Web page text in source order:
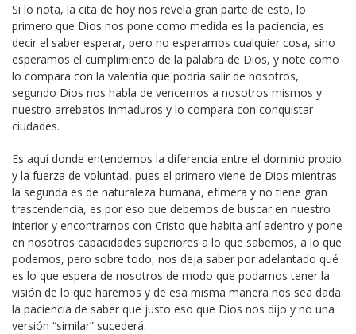
Si lo nota, la cita de hoy nos revela gran parte de esto, lo
primero que Dios nos pone como medida es la paciencia, es
decir el saber esperar, pero no esperamos cualquier cosa, sino
esperamos el cumplimiento de la palabra de Dios, y note como
lo compara con la valentía que podría salir de nosotros,
segundo Dios nos habla de vencernos a nosotros mismos y
nuestro arrebatos inmaduros y lo compara con conquistar
ciudades.
Es aquí donde entendemos la diferencia entre el dominio propio
y la fuerza de voluntad, pues el primero viene de Dios mientras
la segunda es de naturaleza humana, efímera y no tiene gran
trascendencia, es por eso que debemos de buscar en nuestro
interior y encontrarnos con Cristo que habita ahí adentro y pone
en nosotros capacidades superiores a lo que sabemos, a lo que
podemos, pero sobre todo, nos deja saber por adelantado qué
es lo que espera de nosotros de modo que podamos tener la
visión de lo que haremos y de esa misma manera nos sea dada
la paciencia de saber que justo eso que Dios nos dijo y no una
versión “similar” sucederá.